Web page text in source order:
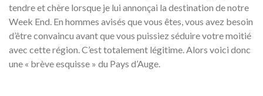
tendre et chère lorsque je lui annonçai la destination de notre
Week End. En hommes avisés que vous êtes, vous avez besoin
d’être convaincu avant que vous puissiez séduire votre moitié
avec cette région. C’est totalement légitime. Alors voici donc
une « brève esquisse » du Pays d’Auge.